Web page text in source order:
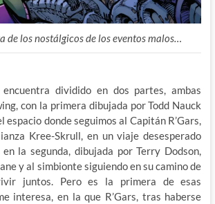
de los nostálgicos de los eventos malos…
dividido en dos partes, ambas
con la primera dibujada por Todd Nauck
espacio donde seguimos al Capitán R’Gars,
Kree-Skrull, en un viaje desesperado
la segunda, dibujada por Terry Dodson,
y al simbionte siguiendo en su camino de
juntos. Pero es la primera de esas
interesa, en la que R’Gars, tras haberse